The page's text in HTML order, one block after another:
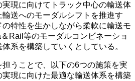
現に向けてトラック中心の輸送体
送へのモーダルシフトを推進す
特性を生かしながら柔軟に輸送モ
Rail等のモーダルコンビネーショ
系を構築していくとしている。
うことで、以下の6つの施策を実
現に向けた最適な輸送体系を構築